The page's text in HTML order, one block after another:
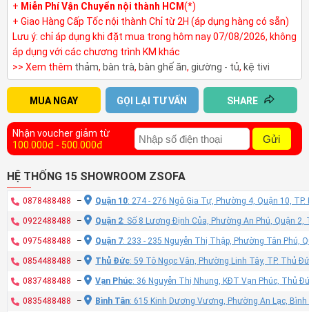
+ Miễn Phí Vận Chuyển nội thành HCM(*)
+ Giao Hàng Cấp Tốc nội thành Chỉ từ 2H (áp dụng hàng có sẵn)
Lưu ý: chỉ áp dụng khi đặt mua trong hôm nay 07/08/2026, không
áp dụng với các chương trình KM khác
>> Xem thêm thảm, bàn trà, bàn ghế ăn, giường - tủ, kệ tivi
MUA NGAY GỌI LẠI TƯ VẤN SHARE
Nhận voucher giảm từ
100.000đ - 500.000đ
Gửi
HỆ THỐNG 15 SHOWROOM ZSOFA
0878488488 – Quận 10: 274 - 276 Ngô Gia Tự, Phường 4, Quận 10, TP.
0922488488 – Quận 2: Số 8 Lương Định Của, Phường An Phú, Quận 2,
0975488488 – Quận 7: 233 - 235 Nguyễn Thị Thập, Phường Tân Phú,
0854488488 – Thủ Đức: 59 Tô Ngọc Vân, Phường Linh Tây, TP. Thủ
0837488488 – Vạn Phúc: 36 Nguyễn Thị Nhung, KĐT Vạn Phúc, Thủ
0835488488 – Bình Tân: 615 Kinh Dương Vương, Phường An Lạc, Bình